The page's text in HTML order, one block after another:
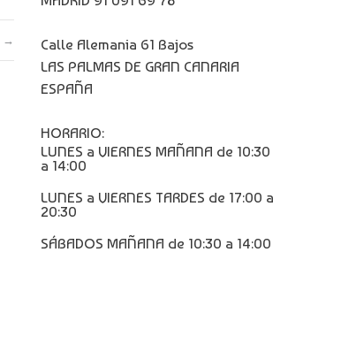
→
Calle Alemania 61 Bajos
LAS PALMAS DE GRAN CANARIA
ESPAÑA
HORARIO:
LUNES a VIERNES MAÑANA de 10:30
a 14:00
LUNES a VIERNES TARDES de 17:00 a
20:30
SÁBADOS MAÑANA de 10:30 a 14:00